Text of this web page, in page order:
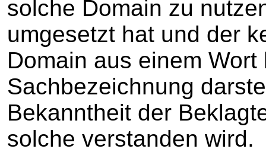
solche Domain zu
umgesetzt hat und der
Domain aus einem
Sachbezeichnung
Bekanntheit der
solche verstanden wird.